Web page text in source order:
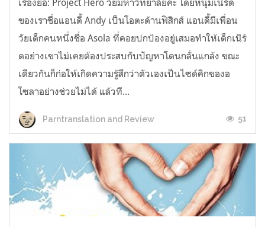
เรื่องย่อ: Project Hero วัยมหาวิทยาลัยค่ะ โดยหนุ่มเนิร์ด
ของเราชื่อแอนดี้ Andy เป็นโอตะด้านฟิสิกส์ แอนดี้มีเพื่อน
วัยเด็กคนหนึ่งชื่อ Asola ที่คอยปกป้องอยู่เสมอทำให้เด็กเนิร์
ดอย่างเขาไม่เคยต้องประสบกับปัญหาโดนกลั่นแกล้ง ขณะ
เดียวกันก็ก่อให้เกิดความรู้สึกว่าตัวเองเป็นไซด์คิกของอ
โซลาอย่างช่วยไม่ได้ แล้วที...
Parntranslation and Review 51